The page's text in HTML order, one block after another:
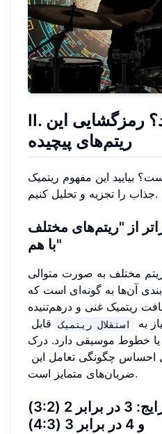
II. پلی‌ریتم‌ها چیستند؟ رمزگشایی این
ریتم‌های پیچیده
بیایید این مفهوم ریتمیک
جذاب را تجزیه و تحلیل کنیم.
از "ریتم‌های مختلف
با هم"
مختلف به صورت متوالی
آن‌ها به گونه‌ای است که
ریتمیک غنی و درهم‌تنیده
به
استقلال ریتمیک
قابل
یا خطوط موسیقی دارد. درک
احساس چگونگی تعامل این
ضربان‌های متمایز است.
توضیح پلی‌ریتم‌های رایج: 3 در برابر 2 (3:2)
و 4 در برابر 3 (4:3)